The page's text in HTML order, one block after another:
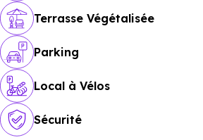
Terrasse Végétalisée
Parking
Local à Vélos
Sécurité